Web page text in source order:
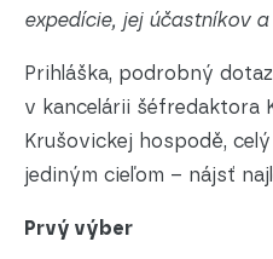
expedície, jej účastníkov
Prihláška, podrobný
v kancelárii šéfredaktora
Krušovickej hospodě,
jediným cieľom – nájsť
Prvý výber